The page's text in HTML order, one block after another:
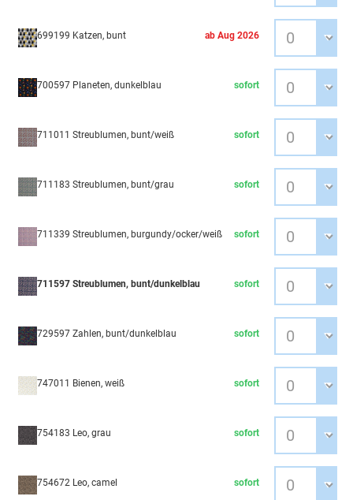
699199 Katzen, bunt ab Aug 2026
700597 Planeten, dunkelblau sofort
711011 Streublumen, bunt/weiß sofort
711183 Streublumen, bunt/grau sofort
711339 Streublumen, burgundy/ocker/weiß sofort
711597 Streublumen, bunt/dunkelblau sofort
729597 Zahlen, bunt/dunkelblau sofort
747011 Bienen, weiß sofort
754183 Leo, grau sofort
754672 Leo, camel sofort